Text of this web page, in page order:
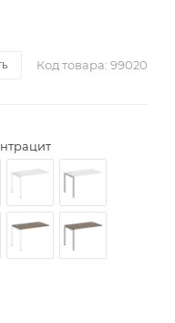
Код товара: 99020